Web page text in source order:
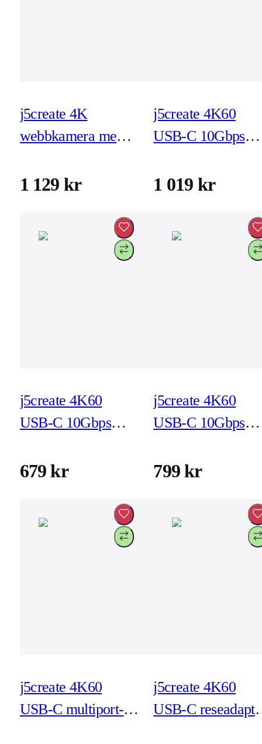
j5create 4K
webbkamera med
fjärrkontroll
1 129 kr
j5create 4K60
USB-C 10Gbps
(JCD393)
1 019 kr
j5create 4K60
USB-C 10Gbps
(JCD390)
679 kr
j5create 4K60
USB-C 10Gbps
799 kr
j5create 4K60
USB-C multiport-
j5create 4K60
USB-C